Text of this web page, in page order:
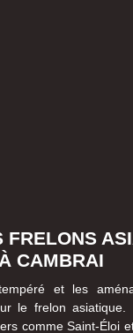
FRELONS
CAMBRAI
et les
le frelon asiatique.
comme Saint-Éloi